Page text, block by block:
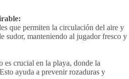
que permiten la circulación del aire y
sudor, manteniendo al jugador fresco y
es crucial en la playa, donde la
Esto ayuda a prevenir rozaduras y